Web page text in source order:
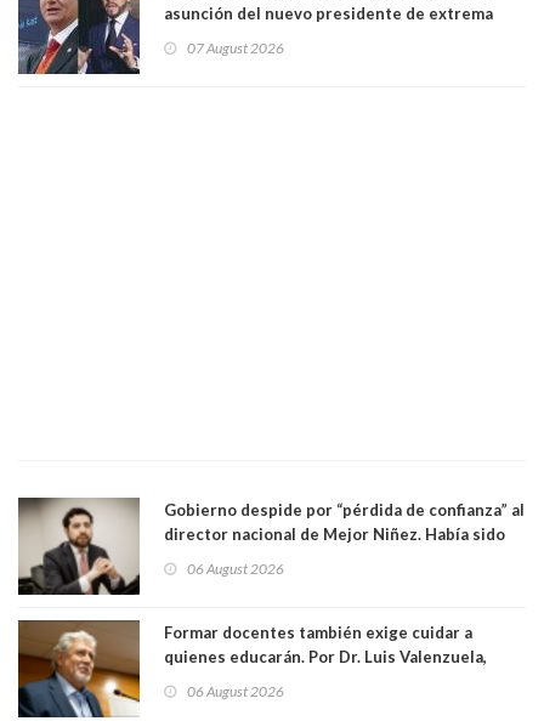
asunción del nuevo presidente de extrema
07 August 2026
Gobierno despide por “pérdida de confianza” al
director nacional de Mejor Niñez. Había sido
06 August 2026
Formar docentes también exige cuidar a
quienes educarán. Por Dr. Luis Valenzuela,
Académicos U. Católica Silva Henríquez
06 August 2026